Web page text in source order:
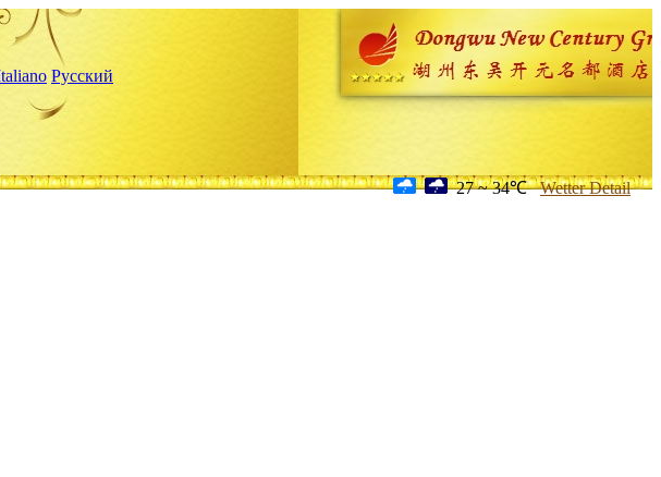
Русский
27 ~ 34℃ Wetter Detail